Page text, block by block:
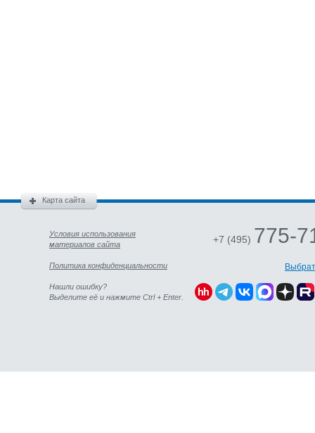
Карта сайта
Условия использования
материалов сайта
Политика конфиденциальности
Нашли ошибку?
Выделите её и нажмите Ctrl + Enter.
+7 (495) 775-